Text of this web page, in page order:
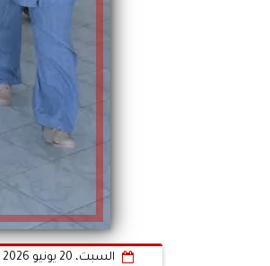
السبت، 20 يونيو 2026